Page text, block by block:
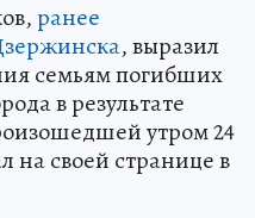
ранее
, выразил
семьям погибших
в результате
утром 24
на своей странице в